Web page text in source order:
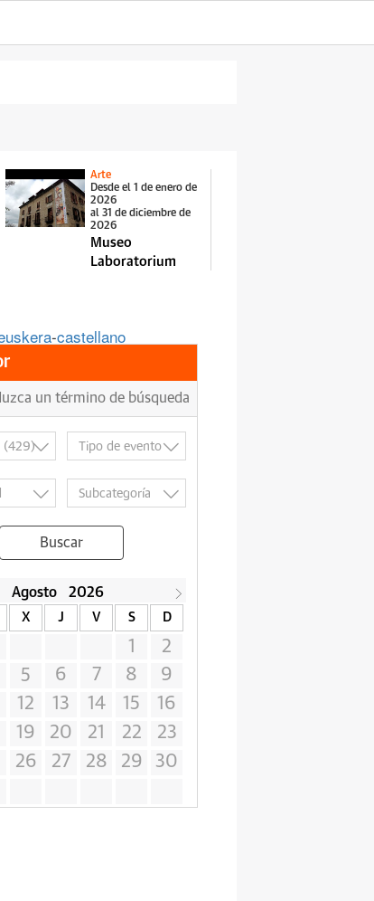
Arte
Desde el 1 de enero de
2026
al 31 de diciembre de
2026
Museo
Laboratorium
-castellano
Buscar
Agosto 2026
X J V S D
1
2
5 6 7 8
9
12 13 14 15
16
19 20 21 22
23
26 27 28 29
30